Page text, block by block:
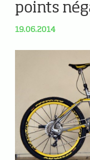
points
19.06.2014